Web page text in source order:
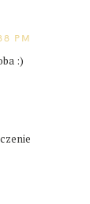
PM
:)